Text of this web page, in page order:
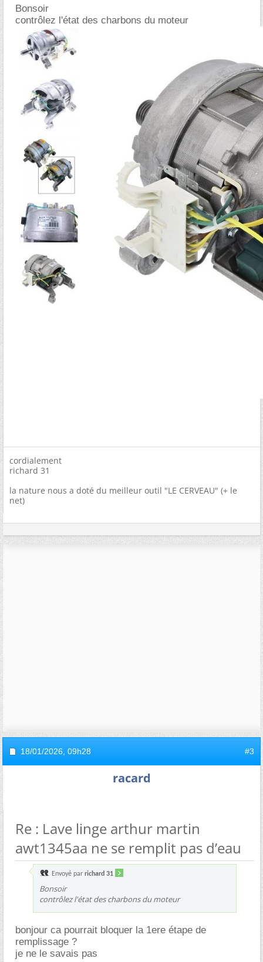
Bonsoir
contrôlez l'état des charbons du moteur
cordialement
richard 31
la nature nous a doté du meilleur outil "LE CERVEAU" (+ le
net)
18/01/2026, 09h28 #3
racard
Re : Lave linge arthur martin
awt1345aa ne se remplit pas d’eau
Envoyé par richard 31
Bonsoir
contrôlez l'état des charbons du moteur
bonjour ca pourrait bloquer la 1ere étape de
remplissage ?
je ne le savais pas